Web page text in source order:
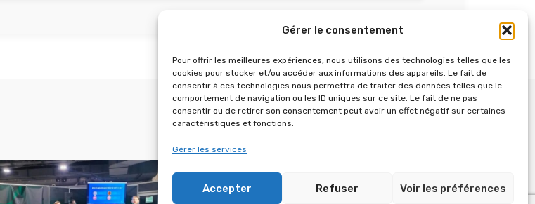
Gérer le consentement
Pour offrir les meilleures expériences, nous utilisons des technologies telles que les
cookies pour stocker et/ou accéder aux informations des appareils. Le fait de
consentir à ces technologies nous permettra de traiter des données telles que le
comportement de navigation ou les ID uniques sur ce site. Le fait de ne pas
consentir ou de retirer son consentement peut avoir un effet négatif sur certaines
caractéristiques et fonctions.
Gérer les services
Accepter Refuser Voir les préférences